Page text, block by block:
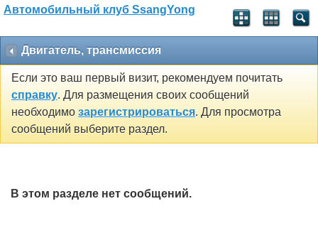
Автомобильный клуб SsangYong
Двигатель, трансмиссия
Если это ваш первый визит, рекомендуем почитать
справку. Для размещения своих сообщений
необходимо зарегистрироваться. Для просмотра
сообщений выберите раздел.
В этом разделе нет сообщений.